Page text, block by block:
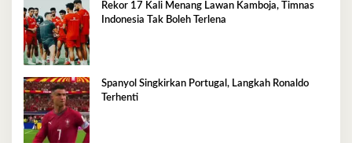
Rekor 17 Kali Menang Lawan Kamboja, Timnas
Indonesia Tak Boleh Terlena
Spanyol Singkirkan Portugal, Langkah Ronaldo
Terhenti